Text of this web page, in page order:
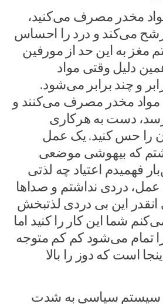
مخدر مصرف می‌کنید،
می‌کند و درد را احساس
مغز به این حد از مورفین
دلیل وقتی مواد
درد ۲ برابر و چند برابر می‌شود.
مواد مخدر مصرف می‌کنند و
دست به هرکاری
آن را حس کنید. یک عمل
که بیهوشی موضعی
فهمیدم اعتیاد چه لذتی
دردی نداشتم و صداها
این بی دردی لذتبخش
شما این کار را کنید اما
تمام می‌شود کم کم متوجه
است که دوز را بالا
سیستم سیاسی به شدت